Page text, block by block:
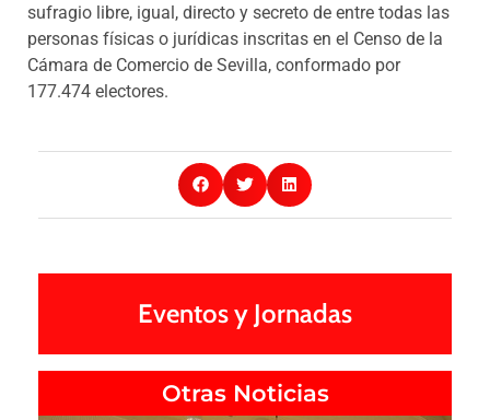
sufragio libre, igual, directo y secreto de entre todas las
personas físicas o jurídicas inscritas en el Censo de la
Cámara de Comercio de Sevilla, conformado por
177.474 electores.
Eventos y Jornadas
Otras Noticias